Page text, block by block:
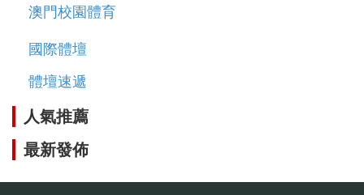
澳門校園體育
國際體壇
體壇速遞
人氣推薦
最新發佈